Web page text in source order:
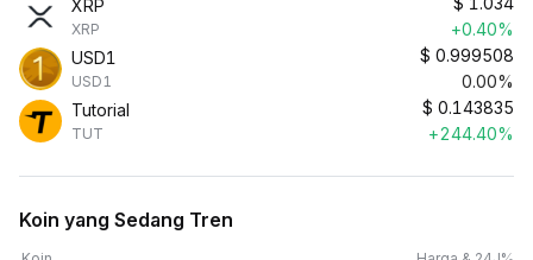
XRP
XRP
+0.40%
USD1
USD1
$ 0.999508
0.00%
Tutorial
TUT
$ 0.143835
+244.40%
Koin yang Sedang Tren